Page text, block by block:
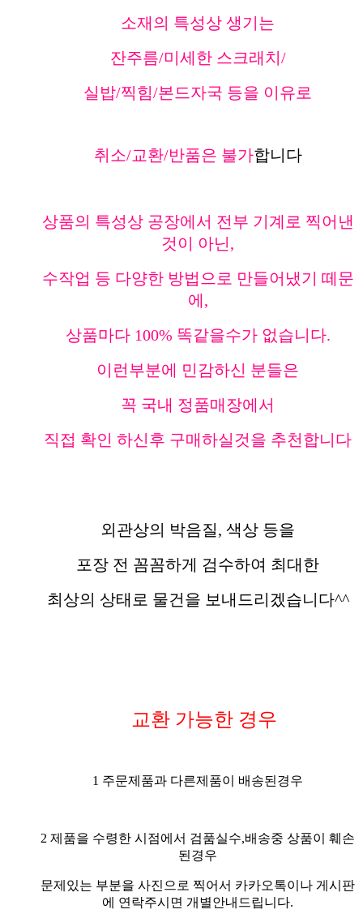
소재의 특성상 생기는
잔주름/미세한 스크래치/
실밥/찍힘/본드자국 등을 이유로
취소/교환/반품은 불가합니다
상품의 특성상 공장에서 전부 기계로 찍어낸
것이 아닌,
수작업 등 다양한 방법으로 만들어냈기 떼문
에,
상품마다 100% 똑같을수가 없습니다.
이런부분에 민감하신 분들은
꼭 국내 정품매장에서
직접 확인 하신후 구매하실것을 추천합니다
외관상의 박음질, 색상 등을
포장 전 꼼꼼하게 검수하여 최대한
최상의 상태로 물건을 보내드리겠습니다^^
교환 가능한 경우
1 주문제품과 다른제품이 배송된경우
2 제품을 수령한 시점에서 검품실수,배송중 상품이 훼손
된경우
문제있는 부분을 사진으로 찍어서 카카오톡이나 게시판
에 연락주시면 개별안내드립니다.